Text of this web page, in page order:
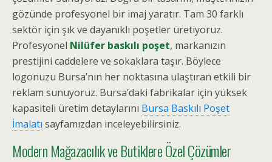
gözünde profesyonel bir imaj yaratır. Tam 30 farklı
sektör için şık ve dayanıklı poşetler üretiyoruz.
Profesyonel Nilüfer baskılı poşet, markanızın
prestijini caddelere ve sokaklara taşır. Böylece
logonuzu Bursa’nın her noktasına ulaştıran etkili bir
reklam sunuyoruz. Bursa’daki fabrikalar için yüksek
kapasiteli üretim detaylarını Bursa Baskılı Poşet
İmalatı sayfamızdan inceleyebilirsiniz.
Modern Mağazacılık ve Butiklere Özel Çözümler